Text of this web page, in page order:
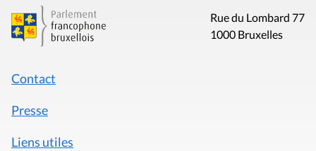
Rue du Lombard 77
1000 Bruxelles
Contact
Presse
Liens utiles